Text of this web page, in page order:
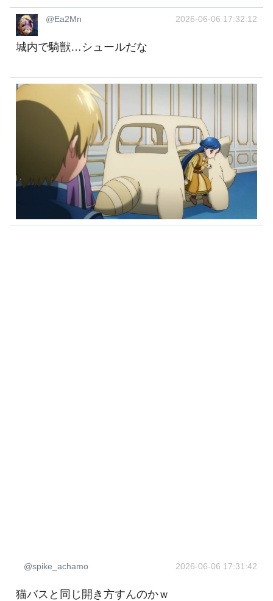
@Ea2Mn 2026-06-06 17:32:12
城内で騎獣…シュールだな
@spike_achamo 2026-06-06 17:31:42
猫バスと同じ開き方すんのかｗ